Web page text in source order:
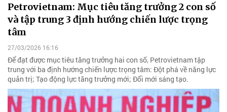
Petrovietnam: Mục tiêu tăng trưởng 2 con số
và tập trung 3 định hướng chiến lược trọng
tâm
27/03/2026 16:16
Để đạt được mục tiêu tăng trưởng hai con số, Petrovietnam tập
trung với ba định hướng chiến lược trọng tâm: Đột phá về năng lực
quản trị; Tạo động lực tăng trưởng mới; Đổi mới sáng tạo.